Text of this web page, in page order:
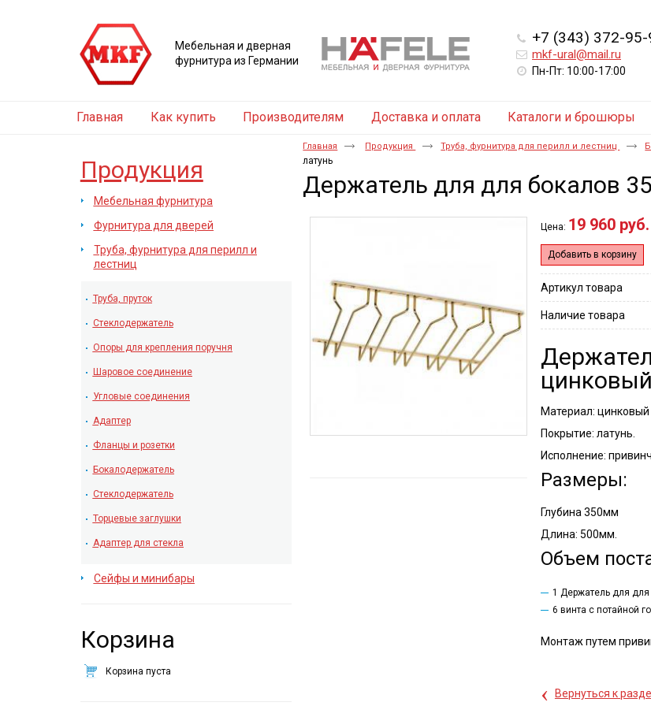
+7 (343) 372-95-
mkf-ural@mail.ru
Пн-Пт: 10:00-17:00
Мебельная и дверная
фурнитура из Германии
Главная Как купить Производителям Доставка и оплата Каталоги и брошюры
Продукция
Мебельная фурнитура
Фурнитура для дверей
Труба, фурнитура для перилл и
лестниц
Труба, пруток
Стеклодержатель
Опоры для крепления поручня
Шаровое соединение
Угловые соединения
Адаптер
Фланцы и розетки
Бокалодержатель
Стеклодержатель
Торцевые заглушки
Адаптер для стекла
Сейфы и минибары
Корзина
Корзина пуста
Главная Продукция Труба, фурнитура для перилл и лестниц
латунь
Держатель для для бокалов
Цена: 19 960 руб.
Добавить в корзину
Артикул товара
Наличие товара
Материал: цинковый
Покрытие: латунь.
Исполнение:
Размеры:
Глубина 350мм
Длина: 500мм.
Объем
1 Держатель для для
6 винта с потайной
Монтаж путем
‹ Вернуться к